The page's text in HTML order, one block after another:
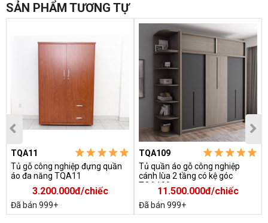
Bảo hành : 12 tháng kể từ ngày vận chuyển lắp đặt.
-Kích thước tủ đựng quần áo cánh lùa hiện đại:
+Rộng: 120 cm
+Sâu: 60 cm
+Cao: 200 cm
SẢN PHẨM TƯƠNG TỰ
TQA11
Tủ gỗ công nghiệp đựng quần
áo đa năng TQA11
3.200.000đ/chiếc
Đã bán 999+
TQA109
Tủ quần áo gỗ công nghiệp
cánh lùa 2 tầng có kệ góc
TQA10911.500.000đ/chiếc
Đã bán 999+